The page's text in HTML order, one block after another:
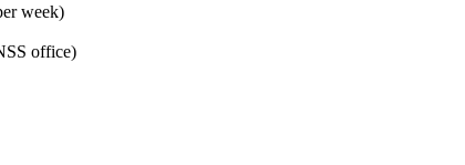
week)
office)